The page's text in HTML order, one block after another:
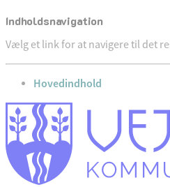
Indholdsnavigation
Vælg et link for at navigere til det
gå til
Hovedindhold